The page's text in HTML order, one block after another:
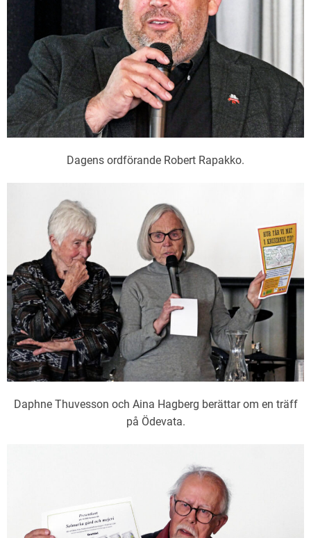
Dagens ordförande Robert Rapakko.
Daphne Thuvesson och Aina Hagberg berättar om en träff
på Ödevata.